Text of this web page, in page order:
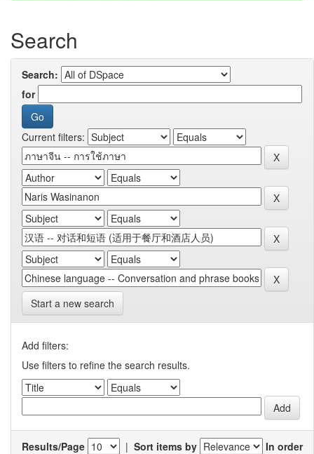
Search
Search:
for
Current filters:
Start a new search
Add filters:
Use filters to refine the search results.
Results/Page | Sort items by
In order